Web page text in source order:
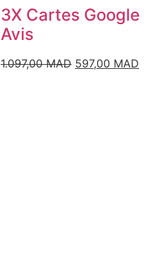
3X Cartes Google
Avis
1.097,00MAD 597,00 MAD